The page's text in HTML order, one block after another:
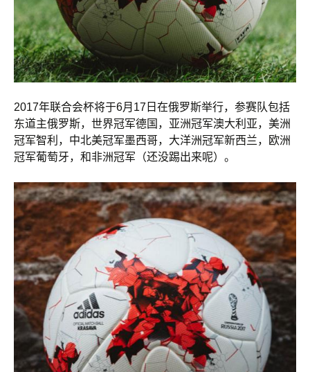
2017年联合会杯将于6月17日在俄罗斯举行，参赛队包括
东道主俄罗斯，世界冠军德国，亚洲冠军澳大利亚，美洲
冠军智利，中北美冠军墨西哥，大洋洲冠军新西兰，欧洲
冠军葡萄牙，和非洲冠军（还没踢出来呢）。